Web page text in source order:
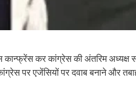
कान्फ्रेंस कर कांग्रेस की अंतरिम अध्यक्ष
पर एजेंसियों पर दवाब बनाने और